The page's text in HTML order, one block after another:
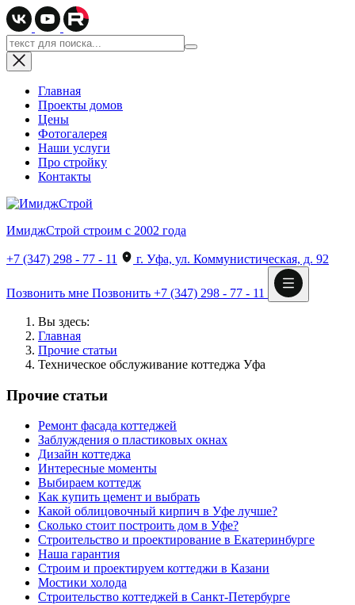
Главная
Проекты домов
Цены
Фотогалерея
Наши услуги
Про стройку
Контакты
ИмиджСтрой строим с 2002 года
+7 (347) 298 - 77 - 11 г. Уфа, ул. Коммунистическая, д. 92
Позвонить мне Позвонить +7 (347) 298 - 77 - 11
Вы здесь:
Главная
Прочие статьи
Техническое обслуживание коттеджа Уфа
Прочие статьи
Ремонт фасада коттеджей
Заблуждения о пластиковых окнах
Дизайн коттеджа
Интересные моменты
Выбираем коттедж
Как купить цемент и выбрать
Какой облицовочный кирпич в Уфе лучше?
Сколько стоит построить дом в Уфе?
Строительство и проектирование в Екатеринбурге
Наша гарантия
Строим и проектируем коттеджи в Казани
Мостики холода
Строительство коттеджей в Санкт-Петербурге